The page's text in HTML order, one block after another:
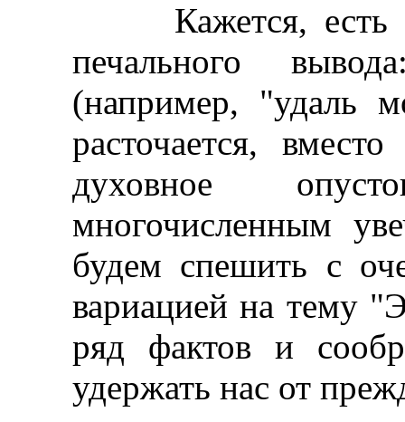
Кажется, есть
печального
(например, "удаль
расточается,
духовное
многочисленным
будем спешить с
вариацией на тему
ряд фактов и
удержать нас от